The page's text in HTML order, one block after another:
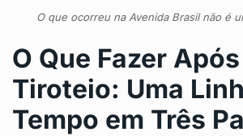
O que ocorreu na Avenida Brasil não é
O Que Fazer
Tiroteio: Uma
Tempo em Três